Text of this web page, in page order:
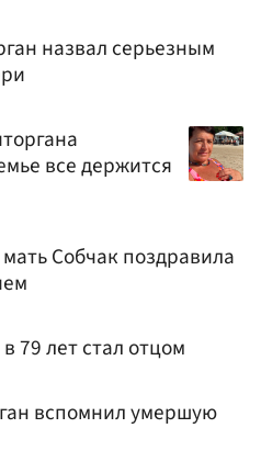
назвал серьезным
все держится
Собчак поздравила
79 лет стал отцом
вспомнил умершую